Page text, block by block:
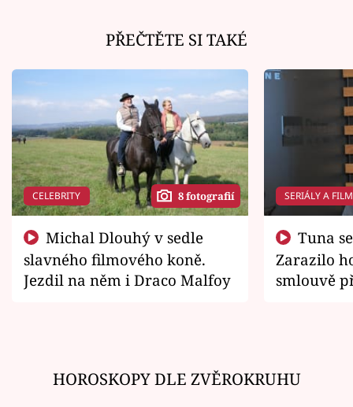
PŘEČTĚTE SI TAKÉ
CELEBRITY 8 fotografií
slavného filmového koně.
Jezdil na něm i Draco Malfoy
SERIÁLY A
Zarazilo
smlouvě
HOROSKOPY DLE ZVĚROKRUHU